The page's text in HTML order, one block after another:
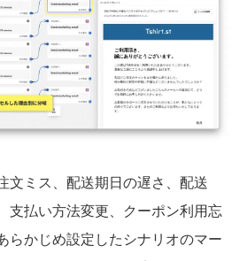
文ミス、配送期日の遅さ、配送
支払い方法変更、クーポン利用忘
らかじめ設定したシナリオのマー